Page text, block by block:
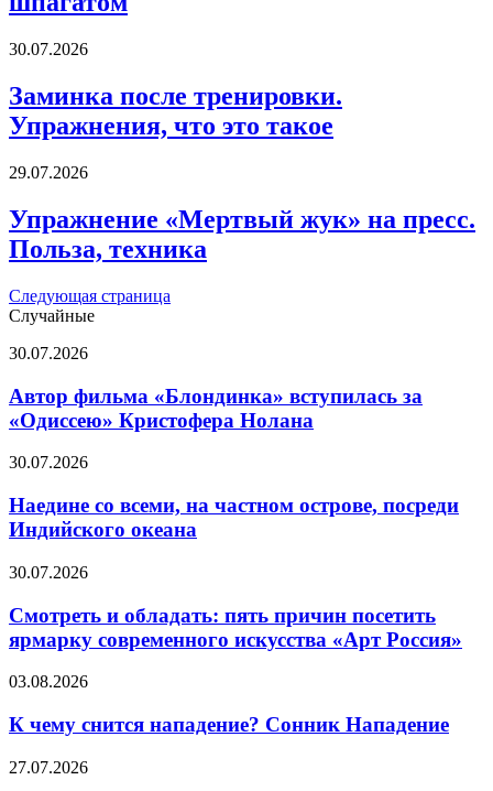
шпагатом
Заминка
тренировки.
Упражнения,
что
такое
30.07.2026
Заминка после тренировки.
Упражнения, что это такое
Упражнение
жук»
на
пресс.
техника
29.07.2026
Упражнение «Мертвый жук» на пресс.
Польза, техника
Следующая страница
Случайные
Автор
«Блондинка»
вступилась
за
Кристофера
30.07.2026
Автор фильма «Блондинка» вступилась за
«Одиссею» Кристофера Нолана
Наедине
всеми,
на
частном
посреди
океана
30.07.2026
Наедине со всеми, на частном острове, посреди
Индийского океана
Смотреть
обладать:
пять
причин
ярмарку
искусства
Россия»
30.07.2026
Смотреть и обладать: пять причин посетить
ярмарку современного искусства «Арт Россия»
К
снится
нападение?
Сонник
Нападение
03.08.2026
К чему снится нападение? Сонник Нападение
Легендарные
27.07.2026